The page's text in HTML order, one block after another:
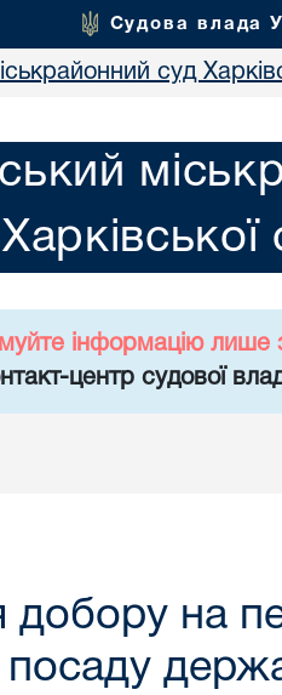
Судова влада
суд
Харківської
інформацію лише
центр судової
на
посаду